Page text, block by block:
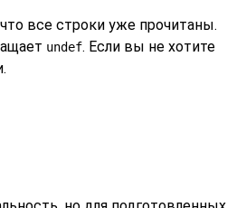
все строки уже прочитаны.
undef. Если вы не хотите